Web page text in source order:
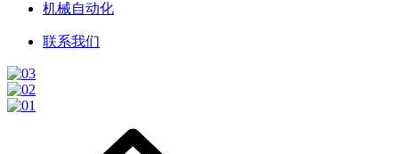
机械自动化
联系我们